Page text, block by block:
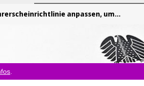
anpassen, um den Hochlauf der klimaneutralen Mobilität im Fahrerlaubnisrecht zu fördern